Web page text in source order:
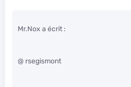
Mr.Nox a écrit :
@ rsegismont